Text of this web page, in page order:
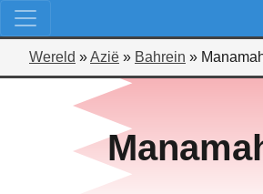
Wereld »Azië » Bahrein »